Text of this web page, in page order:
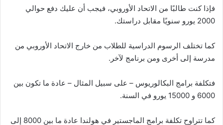
فإذا كنت طالبًا من الاتحاد الأوروبي، فيجب أن عليك دفع حوالي
2000 يورو سنويًا مقابل دراستك.
كما تختلف الرسوم الدراسية للطلاب من خارج الاتحاد الأوروبي من
مدرسة إلى أخرى ومن برنامج لآخر.
فتكلفة برامج البكالوريوس – على سبيل المثال – عادة ما تكون بين
6000 و 15000 يورو في السنة.
كما تتراوح تكلفة برامج الماجستير في هولندا عادة ما بين 8000 إلى